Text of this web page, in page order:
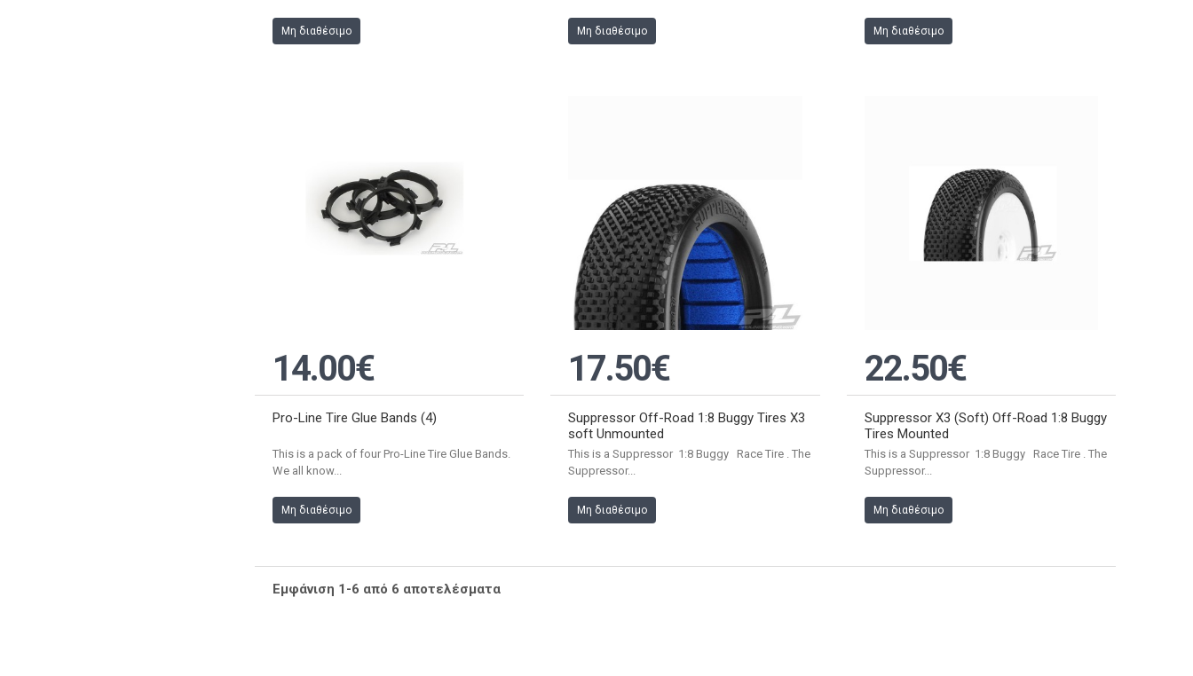
Μη διαθέσιμο Μη διαθέσιμο Μη διαθέσιμο
14.00€
Pro-Line Tire Glue Bands (4)
This is a pack of four Pro-Line Tire Glue Bands.
We all know...
Μη διαθέσιμο
17.50€
Suppressor Off-Road 1:8 Buggy Tires X3
soft Unmounted
This is a Suppressor 1:8 Buggy Race Tire . The
Suppressor...
Μη διαθέσιμο
22.50€
Suppressor X3 (Soft) Off-Road 1:8 Buggy
Tires Mounted
This is a Suppressor 1:8 Buggy Race Tire . The
Suppressor...
Μη διαθέσιμο
Εμφάνιση 1-6 από 6 αποτελέσματα